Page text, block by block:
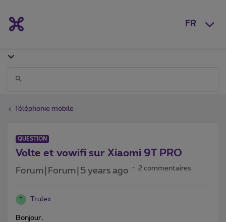
FR
Téléphonie mobile
QUESTION
Volte et vowifi sur Xiaomi 9T PRO
Forum|Forum|5 years ago 2 commentaires
Trulex
Bonjour,